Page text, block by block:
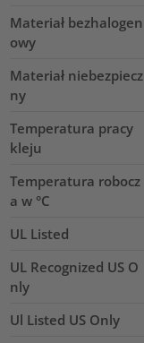
Materiał bezhalogen
owy
Materiał niebezpiecz
ny
Temperatura pracy
kleju
Temperatura robocz
a w °C
UL Listed
UL Recognized US O
nly
Ul Listed US Only